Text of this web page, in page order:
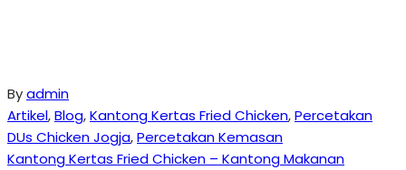
Byadmin
Artikel,Blog,Kantong Kertas Fried Chicken,Percetakan
DUs Chicken Jogja,Percetakan Kemasan
Kantong Kertas Fried Chicken – Kantong Makanan